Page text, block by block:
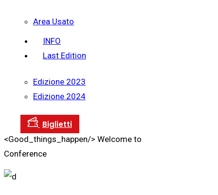
Area Usato
INFO
Last Edition
Edizione 2023
Edizione 2024
<Good_things_happen/> Welcome to
Conference